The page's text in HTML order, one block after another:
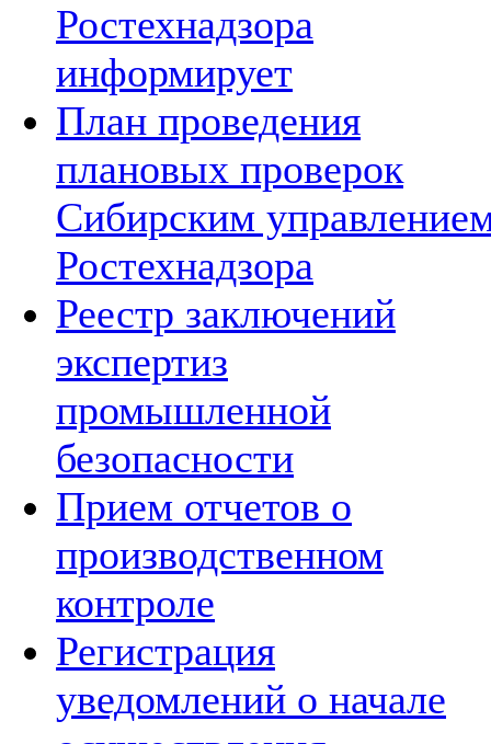
Ростехнадзора
информирует
План проведения
плановых проверок
Сибирским
Ростехнадзора
Реестр заключений
экспертиз
промышленной
безопасности
Прием отчетов о
производственном
контроле
Регистрация
уведомлений о начале